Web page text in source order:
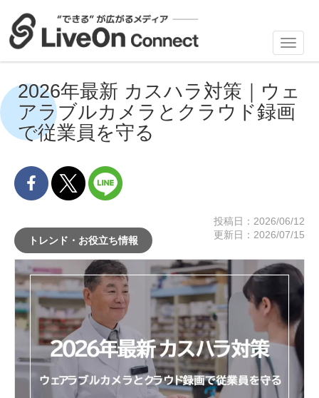
2026年最新 カスハラ対策｜ウェ
アラブルカメラとクラウド録画
で従業員を守る
投稿日：2026/06/12
更新日：2026/07/15
トレンド・お役立ち情報